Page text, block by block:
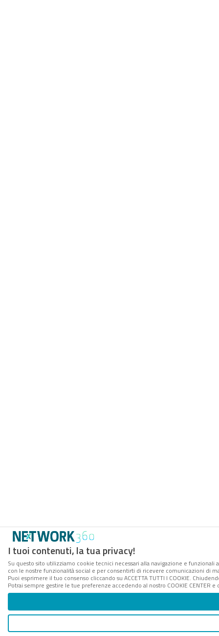
I tuoi contenuti, la tua privacy!
Su questo sito utilizziamo cookie tecnici necessari alla navigazione e
con le nostre funzionalità social e per consentirti di ricevere comunicazioni di
Puoi esprimere il tuo consenso cliccando su ACCETTA TUTTI I COOKIE.
Potrai sempre gestire le tue preferenze accedendo al nostro COOKIE